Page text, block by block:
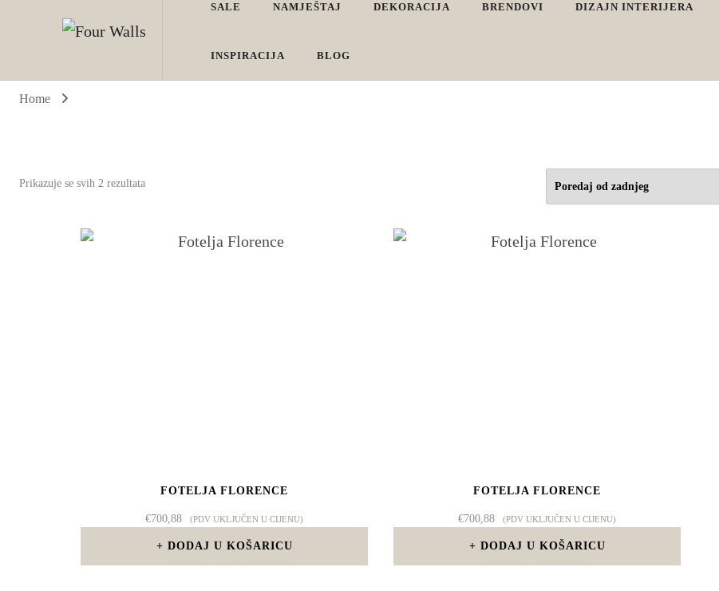
Four Walls
Sve za interijer po Vašoj mjeri. Salon namještaja, dekoracije i rasvjete. Interijeri s karakterom
SALE NAMJEŠTAJ DEKORACIJA BRENDOVI DIZAJN INTERIJERA
INSPIRACIJA BLOG
Home
Prikazuje se svih 2 rezultataPoredano
FOTELJA FLORENCE
€700,88 (PDV UKLJUČEN U CIJENU)
DODAJ U KOŠARICU
FOTELJA FLORENCE
€700,88 (PDV UKLJUČEN U CIJENU)
DODAJ U KOŠARICU